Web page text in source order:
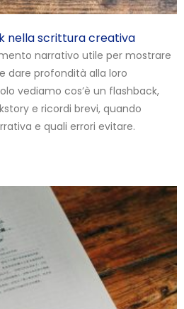
nella scrittura creativa
narrativo utile per mostrare
dare profondità alla loro
vediamo cos’è un flashback,
e ricordi brevi, quando
e quali errori evitare.